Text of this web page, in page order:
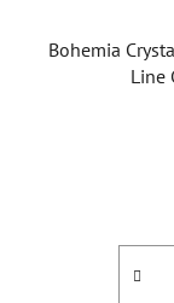
Bohemia
Line